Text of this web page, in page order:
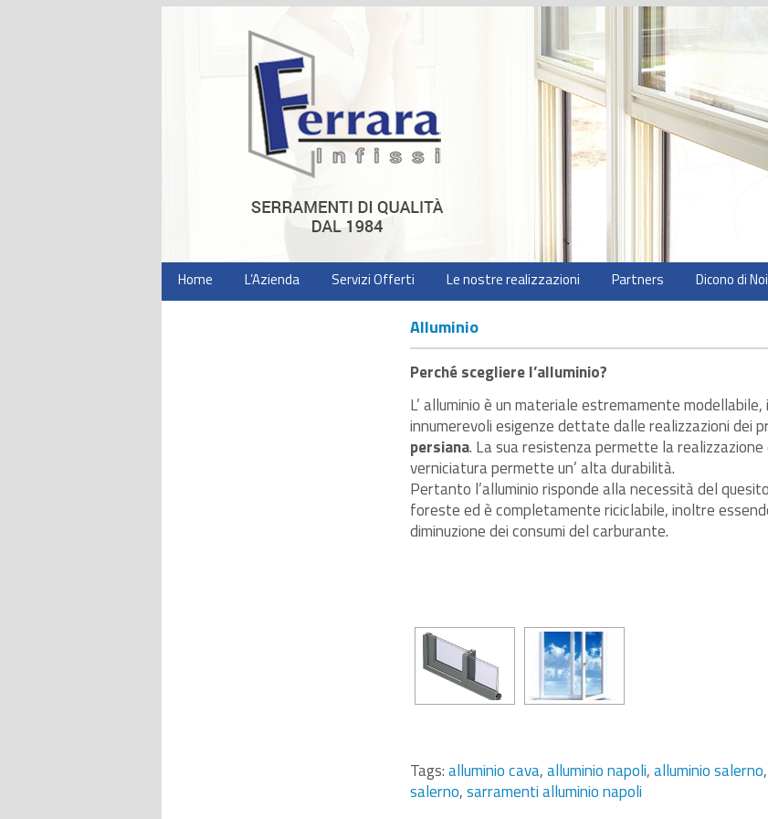
Home L’Azienda Servizi Offerti Le nostre realizzazioni Partners Dicono di Noi
Alluminio
Perché scegliere l’alluminio?
L’ alluminio è un materiale estremamente
innumerevoli esigenze dettate dalle realizzazioni dei
persiana. La sua resistenza permette la
verniciatura permette un’ alta durabilità.
Pertanto l’alluminio risponde alla necessità del
foreste ed è completamente riciclabile, inoltre
diminuzione dei consumi del carburante.
Tags:alluminio cava,alluminio napoli,alluminio salerno,
salerno,sarramenti alluminio napoli